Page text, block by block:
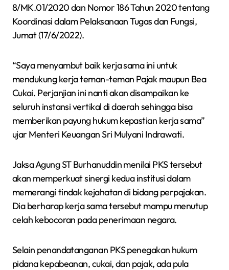
8/MK.01/2020 dan Nomor 186 Tahun 2020 tentang
Koordinasi dalam Pelaksanaan Tugas dan Fungsi,
Jumat (17/6/2022).
“Saya menyambut baik kerja sama ini untuk
mendukung kerja teman-teman Pajak maupun Bea
Cukai. Perjanjian ini nanti akan disampaikan ke
seluruh instansi vertikal di daerah sehingga bisa
memberikan payung hukum kepastian kerja sama”
ujar Menteri Keuangan Sri Mulyani Indrawati.
Jaksa Agung ST Burhanuddin menilai PKS tersebut
akan memperkuat sinergi kedua institusi dalam
memerangi tindak kejahatan di bidang perpajakan.
Dia berharap kerja sama tersebut mampu menutup
celah kebocoran pada penerimaan negara.
Selain penandatanganan PKS penegakan hukum
pidana kepabeanan, cukai, dan pajak, ada pula